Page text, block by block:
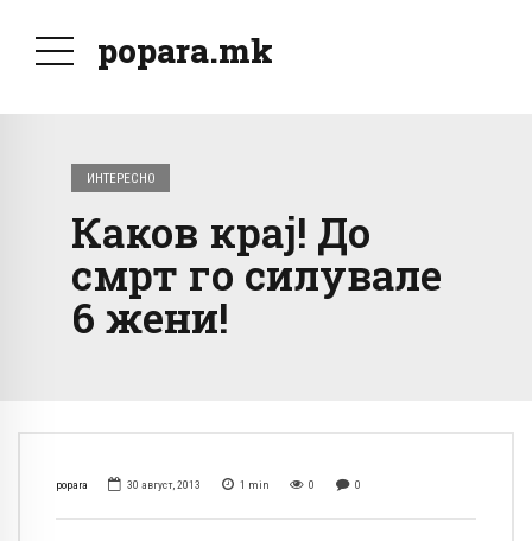
popara.mk
ИНТЕРЕСНО
Каков крај! До
смрт го силувале
6 жени!
popara 30 август, 2013 1 min 0 0